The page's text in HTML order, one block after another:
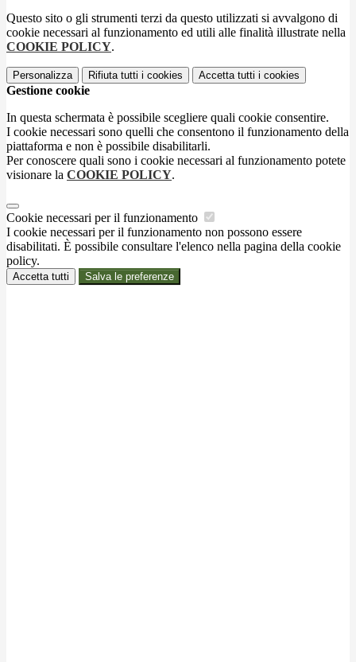
Questo sito o gli strumenti terzi da questo utilizzati si avvalgono di
cookie necessari al funzionamento ed utili alle finalità illustrate nella
COOKIE POLICY.
Personalizza Rifiuta tutti i cookies Accetta tutti i cookies
Gestione cookie
In questa schermata è possibile scegliere quali cookie consentire.
I cookie necessari sono quelli che consentono il funzionamento della
piattaforma e non è possibile disabilitarli.
Per conoscere quali sono i cookie necessari al funzionamento potete
visionare la COOKIE POLICY.
Cookie necessari per il funzionamento
I cookie necessari per il funzionamento non possono essere
disabilitati. È possibile consultare l'elenco nella pagina della cookie
policy.
Accetta tutti Salva le preferenze